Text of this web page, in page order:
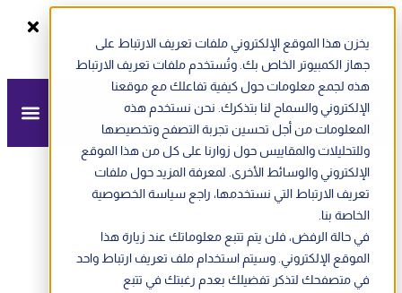
يخزن هذا الموقع الإلكتروني ملفات تعريف الارتباط على
جهاز الكمبيوتر الخاص بك. وتُستخدم ملفات تعريف الارتباط
هذه لجمع معلومات حول كيفية تفاعلك مع موقعنا
الإلكتروني والسماح لنا بتذكرك. نحن نستخدم هذه
المعلومات من أجل تحسين تجربة التصفح وتخصيصها
وللتحليلات والمقاييس حول زوارنا على كل من هذا الموقع
الإلكتروني والوسائط الأخرى. لمعرفة المزيد حول ملفات
تعريف الارتباط التي نستخدمها، راجع سياسة الخصوصية
الخاصة بنا.
في حالة الرفض، فلن يتم تتبع معلوماتك عند زيارة هذا
الموقع الإلكتروني. وسيتم استخدام ملف تعريف ارتباط واحد
في متصفحك لتذكر تفضيلك بعدم رغبتك في تتبع
ندوة أونلاين - الفاتورة الإلكترونية في الإمارات سجل الآن